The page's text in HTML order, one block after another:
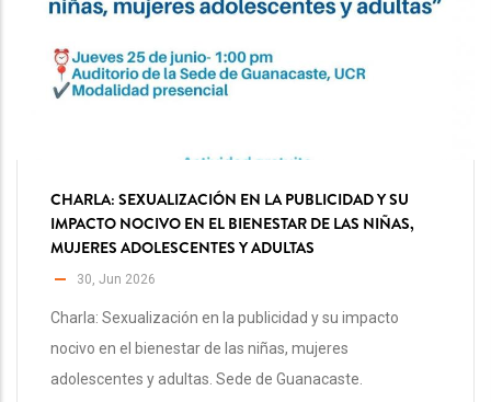
CHARLA: SEXUALIZACIÓN EN LA PUBLICIDAD Y SU
IMPACTO NOCIVO EN EL BIENESTAR DE LAS NIÑAS,
MUJERES ADOLESCENTES Y ADULTAS
30, Jun 2026
Charla: Sexualización en la publicidad y su impacto
nocivo en el bienestar de las niñas, mujeres
adolescentes y adultas. Sede de Guanacaste.